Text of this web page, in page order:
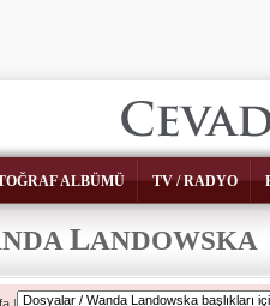
ALBÜMÜ TV / RADYO
LANDOWSKA